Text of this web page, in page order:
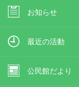
お知らせ
最近の活動
公民館だより